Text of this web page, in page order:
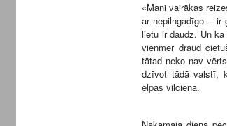
«Mani vairākas
ar nepilngadīgo – ir
lietu ir daudz. Un
vienmēr draud
tātad neko nav
dzīvot tādā valstī,
elpas vilcienā.